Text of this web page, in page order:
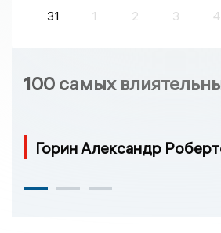
31
1 2 3 4
100 самых
Горин Александр